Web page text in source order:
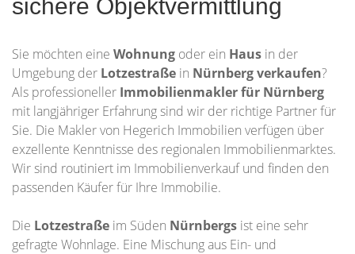
sichere Objektvermittlung
Sie möchten eine Wohnung oder ein Haus in der
Umgebung der Lotzestraße in Nürnbergverkaufen?
Als professioneller Immobilienmakler für Nürnberg
mit langjähriger Erfahrung sind wir der richtige Partner für
Sie. Die Makler von Hegerich Immobilien verfügen über
exzellente Kenntnisse des regionalen Immobilienmarktes.
Wir sind routiniert im Immobilienverkauf und finden den
passenden Käufer für Ihre Immobilie.
Die Lotzestraße im Süden Nürnbergs ist eine sehr
gefragte Wohnlage. Eine Mischung aus Ein- und